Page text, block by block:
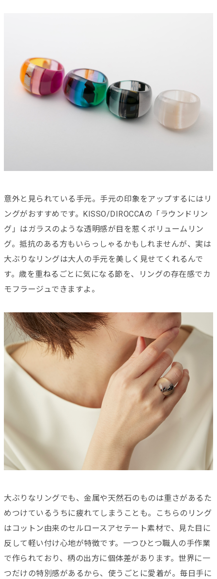
意外と見られている手元。手元の印象をアップするにはリ
ングがおすすめです。KISSO/DIROCCAの「ラウンドリン
グ」はガラスのような透明感が目を惹くボリュームリン
グ。抵抗のある方もいらっしゃるかもしれませんが、実は
大ぶりなリングは大人の手元を美しく見せてくれるんで
す。歳を重ねるごとに気になる節を、リングの存在感でカ
モフラージュできますよ。
大ぶりなリングでも、金属や天然石のものは重さがあるた
めつけているうちに疲れてしまうことも。こちらのリング
はコットン由来のセルロースアセテート素材で、見た目に
反して軽い付け心地が特徴です。一つひとつ職人の手作業
で作られており、柄の出方に個体差があります。世界に一
つだけの特別感があるから、使うごとに愛着が。毎日手に